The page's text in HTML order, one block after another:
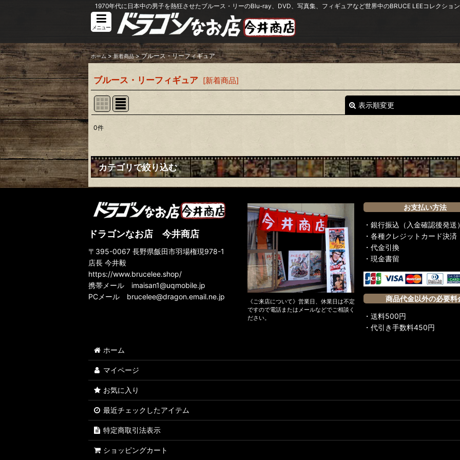
1970年代に日本中の男子を熱狂させたブルース・リーのBlu-ray、DVD、写真集、フィギュアなど世界中のBRUCE LEEコレクショ
メニュー
ホーム > 新着商品 > ブルース・リーフィギュア
ブルース・リーフィギュア [新着商品]
表示順変更
表示数:
絞り込む
0件
カテゴリで絞り込む
アクションフィギュア
スタチュー
ノンスケールフィギュア
ドラゴンなお店 今井商店
〒395-0067 長野県飯田市羽場権現978-1
店長 今井毅
https://www.brucelee.shop/
携帯メール imaisan1@uqmobile.jp
PCメール brucelee@dragon.email.ne.jp
《ご来店について》営業日、休業日は不定
ですので電話またはメールなどでご相談く
ださい。
お支払い方法
・銀行振込（入金確認後発送
・各種クレジットカード決済
・代金引換
・現金書留
商品代金以外の必要料
・送料500円
・代引き手数料450円
ホーム
マイページ
お気に入り
最近チェックしたアイテム
特定商取引法表示
ショッピングカート